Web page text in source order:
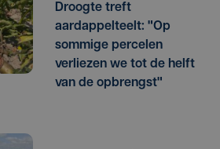
Droogte treft
aardappelteelt: "Op
sommige percelen
verliezen we tot de helft
van de opbrengst"